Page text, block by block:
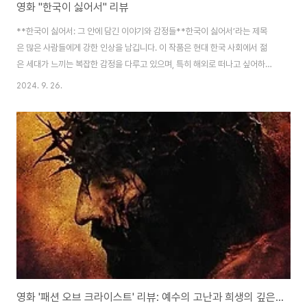
영화 "한국이 싫어서" 리뷰
**한국이 싫어서: 그 안에 담긴 이야기와 감정들**한국이 싫어서’라는 제목
은 많은 사람들에게 강한 인상을 남깁니다. 이 작품은 현대 한국 사회에서 젊
은 세대가 느끼는 복잡한 감정을 다루고 있으며, 특히 해외로 떠나고 싶어하
는 마음과 그 이유를 깊이 있게 탐구하고 있습니다. 오늘은 이 작품의 역사적 배
이 다루고 있는 한국 사회는 여러 가지 사회적, 경제적 문제에 직면해 있습니
다. 경제적인 불황, 높은 청년 실업률, 그리고 사회적 불평등은 많은 젊은이들에
게 심각한 스트레스를 주고 있으며, 이러한 현실은 주인공의 감정과 갈등을 더
욱 부각시킵니다. 한국은 과거 산업화와 민주화를 거치며 눈부신 발전을 이루
었지만, 그 과정에서 소외된 계층..
2024. 9. 26.
영화 '패션 오브 크라이스트' 리뷰: 예수의 고난과 희생의 깊은 의미